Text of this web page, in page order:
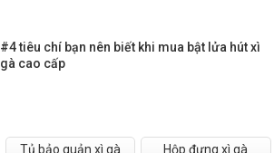
#4 tiêu chí bạn nên biết khi mua bật lửa hút xì
gà cao cấp
Tủ bảo quản xì gà Hộp đựng xì gà